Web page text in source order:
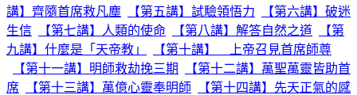
講】齊隨首席救凡塵
【第五講】試驗領悟力
【第六講】破迷
生信
【第七講】人類的使命 【第八講】解答自然之道
【第
九講】什麼是「天帝教」
【第十講】 上帝召見首席師尊
【第十一講】明師救劫挽三期
【第十二講】萬聖萬靈皆助首
席
【第十三講】萬億心靈奉明師
【第十四講】先天正氣的感